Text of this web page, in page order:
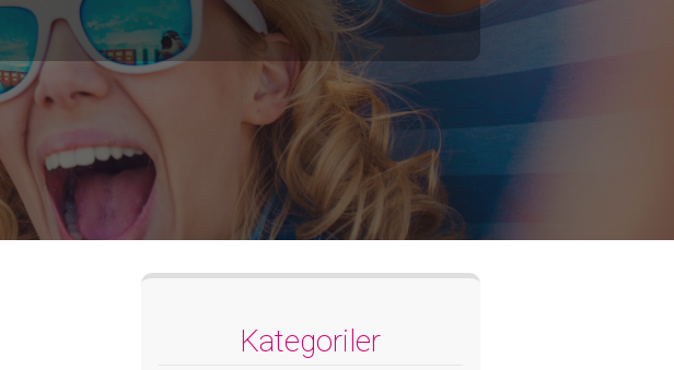
Kategoriler